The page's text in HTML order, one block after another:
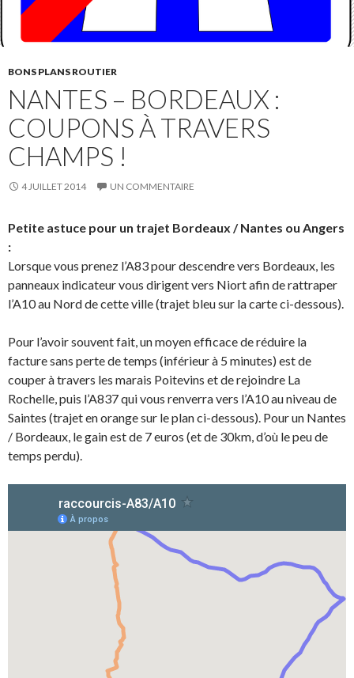
BONS PLANS ROUTIER
NANTES – BORDEAUX :
COUPONS À TRAVERS
CHAMPS !
4 JUILLET 2014 UN COMMENTAIRE
Petite astuce pour un trajet Bordeaux / Nantes ou Angers
:
Lorsque vous prenez l’A83 pour descendre vers Bordeaux, les
panneaux indicateur vous dirigent vers Niort afin de rattraper
l’A10 au Nord de cette ville (trajet bleu sur la carte ci-dessous).
Pour l’avoir souvent fait, un moyen efficace de réduire la
facture sans perte de temps (inférieur à 5 minutes) est de
couper à travers les marais Poitevins et de rejoindre La
Rochelle, puis l’A837 qui vous renverra vers l’A10 au niveau de
Saintes (trajet en orange sur le plan ci-dessous). Pour un Nantes
/ Bordeaux, le gain est de 7 euros (et de 30km, d’où le peu de
temps perdu).